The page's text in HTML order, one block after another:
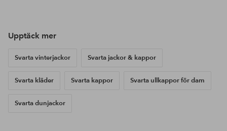
Upptäck mer
Svarta vinterjackor Svarta jackor & kappor
Svarta kläder Svarta kappor Svarta ullkappor för dam
Svarta dunjackor